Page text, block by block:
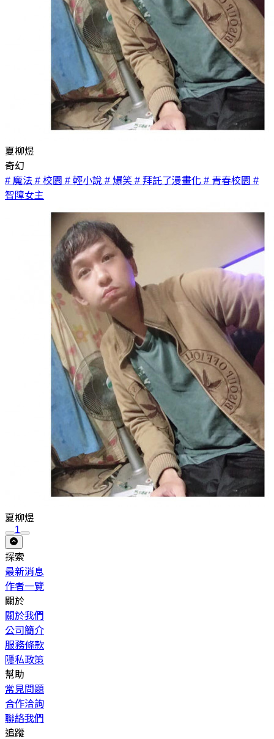
夏柳煜
奇幻
# 魔法 # 校園 # 輕小說 # 爆笑 # 拜託了漫畫化 # 青春校園 #
智障女主
夏柳煜
1
探索
最新消息
作者一覽
關於
關於我們
公司簡介
服務條款
隱私政策
幫助
常見問題
合作洽詢
聯絡我們
追蹤